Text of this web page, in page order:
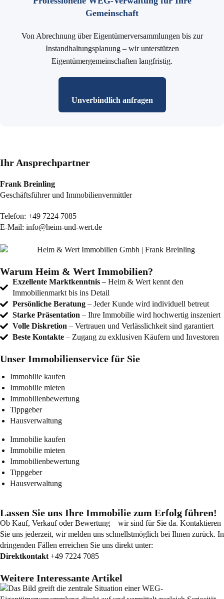
Gemeinschaft
Von Abrechnung über Eigentümerversammlungen bis zur
Instandhaltungsplanung – wir unterstützen
Eigentümergemeinschaften langfristig.
Unverbindlich anfragen
Ihr Ansprechpartner
Frank Breinling
Geschäftsführer und Immobilienvermittler
Telefon: +49 7224 7085
E-Mail: info@heim-und-wert.de
Warum Heim & Wert Immobilien?
Exzellente Marktkenntnis – Heim & Wert kennt den
Immobilienmarkt bis ins Detail
Persönliche Beratung – Jeder Kunde wird individuell betreut
Starke Präsentation – Ihre Immobilie wird hochwertig inszeniert
Volle Diskretion – Vertrauen und Verlässlichkeit sind garantiert
Beste Kontakte – Zugang zu exklusiven Käufern und Investoren
Unser Immobilienservice für Sie
Immobilie kaufen
Immobilie mieten
Immobilienbewertung
Tippgeber
Hausverwaltung
Immobilie kaufen
Immobilie mieten
Immobilienbewertung
Tippgeber
Hausverwaltung
Lassen Sie uns Ihre Immobilie zum Erfolg führen!
Ob Kauf, Verkauf oder Bewertung – wir sind für Sie da. Kontaktieren
Sie uns jederzeit, wir melden uns schnellstmöglich bei Ihnen zurück. In
dringenden Fällen erreichen Sie uns direkt unter:
Direktkontakt +49 7224 7085
Weitere Interessante Artikel